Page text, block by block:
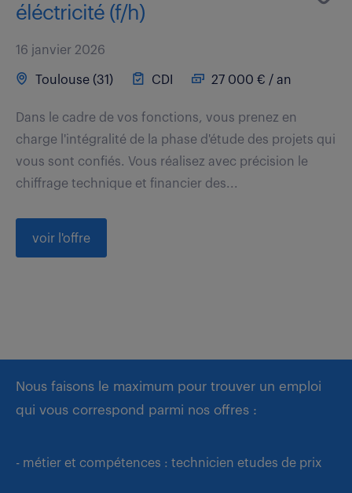
éléctricité (f/h)
16 janvier 2026
Toulouse (31) CDI 27 000 € / an
Dans le cadre de vos fonctions, vous prenez en
charge l'intégralité de la phase d'étude des projets qui
vous sont confiés. Vous réalisez avec précision le
chiffrage technique et financier des...
voir l'offre
Nous faisons le maximum pour trouver un emploi
qui vous correspond parmi nos offres :
- métier et compétences : technicien etudes de prix